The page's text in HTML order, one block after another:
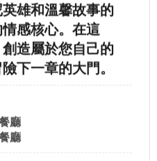
雄和溫馨故事的
感核心。在這
造屬於您自己的
下一章的大門。
廳
廳